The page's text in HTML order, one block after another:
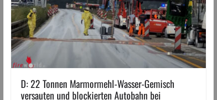
D: 22 Tonnen Marmormehl-Wasser-Gemisch
versauten und blockierten Autobahn bei